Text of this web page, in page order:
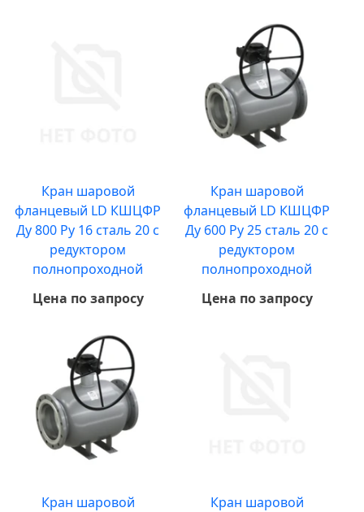
Кран шаровой
фланцевый LD КШЦФР
Ду 800 Ру 16 сталь 20 с
редуктором
полнопроходной
Цена по запросу
Кран шаровой
фланцевый LD КШЦФР
Ду 600 Ру 25 сталь 20 с
редуктором
полнопроходной
Цена по запросу
Кран шаровой
Кран шаровой